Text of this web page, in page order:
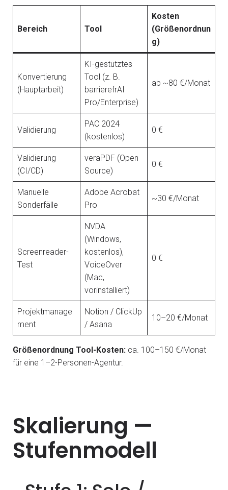
Bereich Tool
Kosten
(Größenordnun
g)
Konvertierung
(Hauptarbeit)
KI-gestütztes
Tool (z. B.
barrierefrAI
Pro/Enterprise)
ab ~80 €/Monat
Validierung
PAC 2024
(kostenlos)
0 €
Validierung
(CI/CD)
veraPDF (Open
Source)
0 €
Manuelle
Sonderfälle
Adobe Acrobat
Pro
~30 €/Monat
Screenreader-
Test
NVDA
(Windows,
kostenlos),
VoiceOver
(Mac,
vorinstalliert)
0 €
Projektmanage
ment
Notion / ClickUp
/ Asana
10–20 €/Monat
Größenordnung Tool-Kosten: ca. 100–150 €/Monat
für eine 1–2-Personen-Agentur.
Skalierung —
Stufenmodell